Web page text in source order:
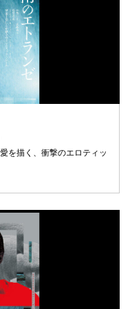
を描く、衝撃のエロティッ